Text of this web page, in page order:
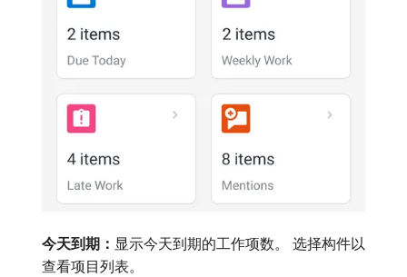
今天到期： ​显示今天到期的工作项数。 选择构件以
查看项目列表。